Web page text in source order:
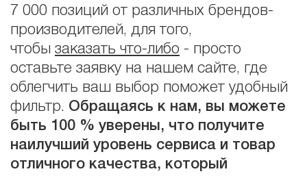
7 000 позиций от различных брендов-
производителей, для того,
чтобы заказать что-либо - просто
оставьте заявку на нашем сайте, где
облегчить ваш выбор поможет удобный
фильтр. Обращаясь к нам, вы можете
быть 100 % уверены, что получите
наилучший уровень сервиса и товар
отличного качества, который